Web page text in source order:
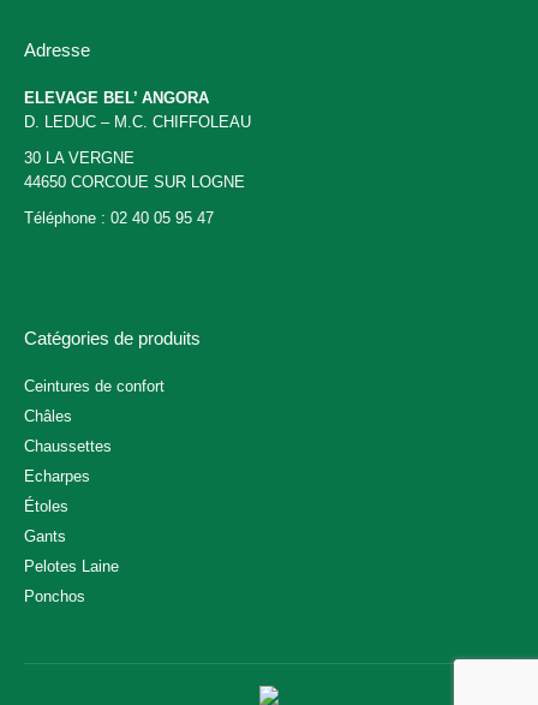
Adresse
ELEVAGE BEL’ ANGORA
D. LEDUC – M.C. CHIFFOLEAU
30 LA VERGNE
44650 CORCOUE SUR LOGNE
Téléphone : 02 40 05 95 47
Catégories de produits
Ceintures de confort
Châles
Chaussettes
Echarpes
Étoles
Gants
Pelotes Laine
Ponchos